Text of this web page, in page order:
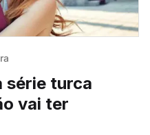
série turca
vai ter